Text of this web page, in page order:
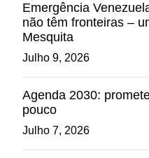
Emergência
não têm fronteiras –
Mesquita
Julho 9, 2026
Agenda 2030:
pouco
Julho 7, 2026